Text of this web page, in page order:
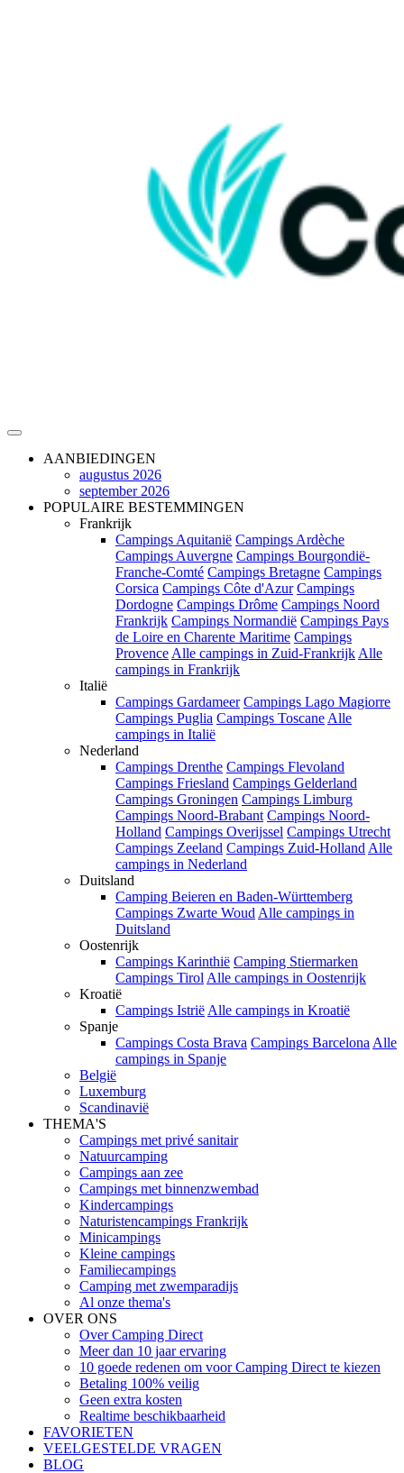
AANBIEDINGEN
augustus 2026
september 2026
POPULAIRE BESTEMMINGEN
Frankrijk
Campings Aquitanië Campings Ardèche
Campings Auvergne Campings Bourgondië-
Franche-Comté Campings Bretagne Campings
Corsica Campings Côte d'Azur Campings
Dordogne Campings Drôme Campings Noord
Frankrijk Campings Normandië Campings Pays
de Loire en Charente Maritime Campings
Provence Alle campings in Zuid-Frankrijk Alle
campings in Frankrijk
Italië
Campings Gardameer Campings Lago Magiorre
Campings Puglia Campings Toscane Alle
campings in Italië
Nederland
Campings Drenthe Campings Flevoland
Campings Friesland Campings Gelderland
Campings Groningen Campings Limburg
Campings Noord-Brabant Campings Noord-
Holland Campings Overijssel Campings Utrecht
Campings Zeeland Campings Zuid-Holland Alle
campings in Nederland
Duitsland
Camping Beieren en Baden-Württemberg
Campings Zwarte Woud Alle campings in
Duitsland
Oostenrijk
Campings Karinthië Camping Stiermarken
Campings Tirol Alle campings in Oostenrijk
Kroatië
Campings Istrië Alle campings in Kroatië
Spanje
Campings Costa Brava Campings Barcelona Alle
campings in Spanje
België
Luxemburg
Scandinavië
THEMA'S
Campings met privé sanitair
Natuurcamping
Campings aan zee
Campings met binnenzwembad
Kindercampings
Naturistencampings Frankrijk
Minicampings
Kleine campings
Familiecampings
Camping met zwemparadijs
Al onze thema's
OVER ONS
Over Camping Direct
Meer dan 10 jaar ervaring
10 goede redenen om voor Camping Direct te kiezen
Betaling 100% veilig
Geen extra kosten
Realtime beschikbaarheid
FAVORIETEN
VEELGESTELDE VRAGEN
BLOG